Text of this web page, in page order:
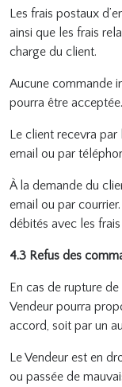
Les frais postaux
ainsi que les frais
charge du client.
Aucune commande
pourra être acceptée.
Le client recevra
email ou par
À la demande du
email ou par
débités avec les
4.3 Refus des
En cas de rupture
Vendeur pourra
accord, soit par un
Le Vendeur est en
ou passée de